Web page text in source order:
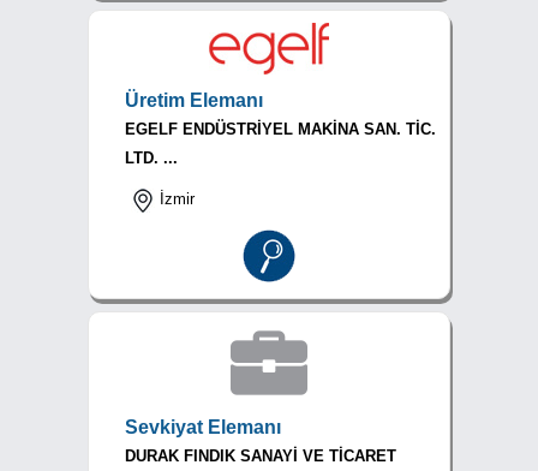
Üretim Elemanı
EGELF ENDÜSTRİYEL MAKİNA SAN. TİC.
LTD. ...
İzmir
Sevkiyat Elemanı
DURAK FINDIK SANAYİ VE TİCARET